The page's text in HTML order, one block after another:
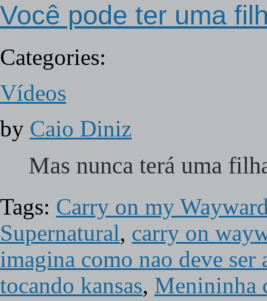
Você pode ter uma
Categories:
Vídeos
by Caio Diniz
Mas nunca terá uma
Tags: Carry on my
Supernatural, carry on
imagina como nao deve ser
tocando kansas, Menininha